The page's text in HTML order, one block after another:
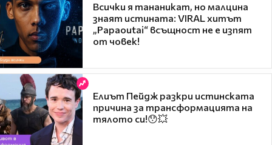
Всички я тананикат, но малцина
знаят истината: VIRAL хитът
„Papaoutai“ всъщност не е изпят
от човек!
Елиът Пейдж разкри истинската
причина за трансформацията на
тялото си!😯💥